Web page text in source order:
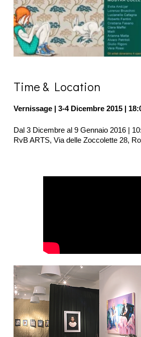
Time & Location
Vernissage | 3-4 Dicembre 2015 |
Dal 3 Dicembre al 9 Gennaio 2016 |
RvB ARTS, Via delle Zoccolette 28,